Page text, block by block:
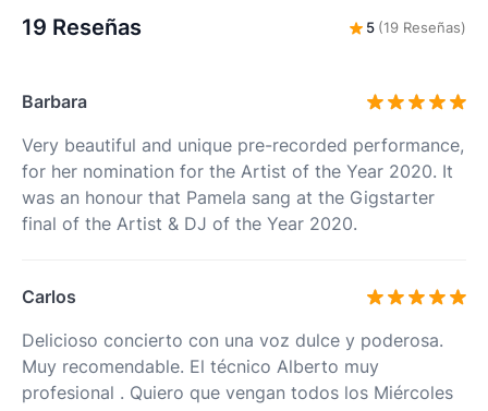
19 Reseñas 5 (19 Reseñas)
Barbara
Very beautiful and unique pre-recorded performance,
for her nomination for the Artist of the Year 2020. It
was an honour that Pamela sang at the Gigstarter
final of the Artist & DJ of the Year 2020.
Carlos
Delicioso concierto con una voz dulce y poderosa.
Muy recomendable. El técnico Alberto muy
profesional . Quiero que vengan todos los Miércoles